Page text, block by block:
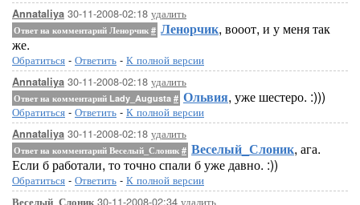
Annataliya 30-11-2008-02:18 удалить
Ответ на комментарий Ленорчик # Ленорчик, вооот, и у меня так
же.
Обратиться - Ответить - К полной версии
Annataliya 30-11-2008-02:18 удалить
Ответ на комментарий Lady_Augusta # Ольвия, уже шестеро. :)))
Обратиться - Ответить - К полной версии
Annataliya 30-11-2008-02:18 удалить
Ответ на комментарий Веселый_Слоник # Веселый_Слоник, ага.
Если б работали, то точно спали б уже давно. :))
Обратиться - Ответить - К полной версии
Веселый_Слоник 30-11-2008-02:34 удалить